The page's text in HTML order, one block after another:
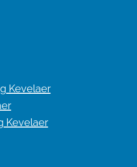
Kevelaer
Kevelaer